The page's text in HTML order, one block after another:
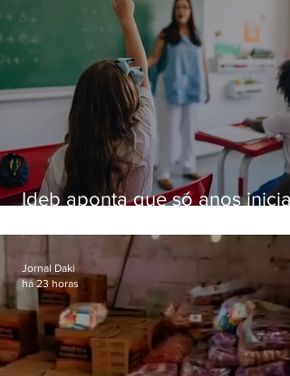
Ideb aponta que só anos
educação
Jornal Daki
há 23 horas